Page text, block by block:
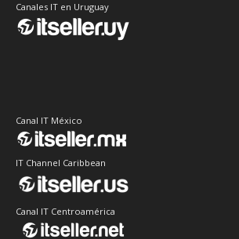
Canales IT en Uruguay
Canal IT México
IT Channel Caribbean
Canal IT Centroamérica